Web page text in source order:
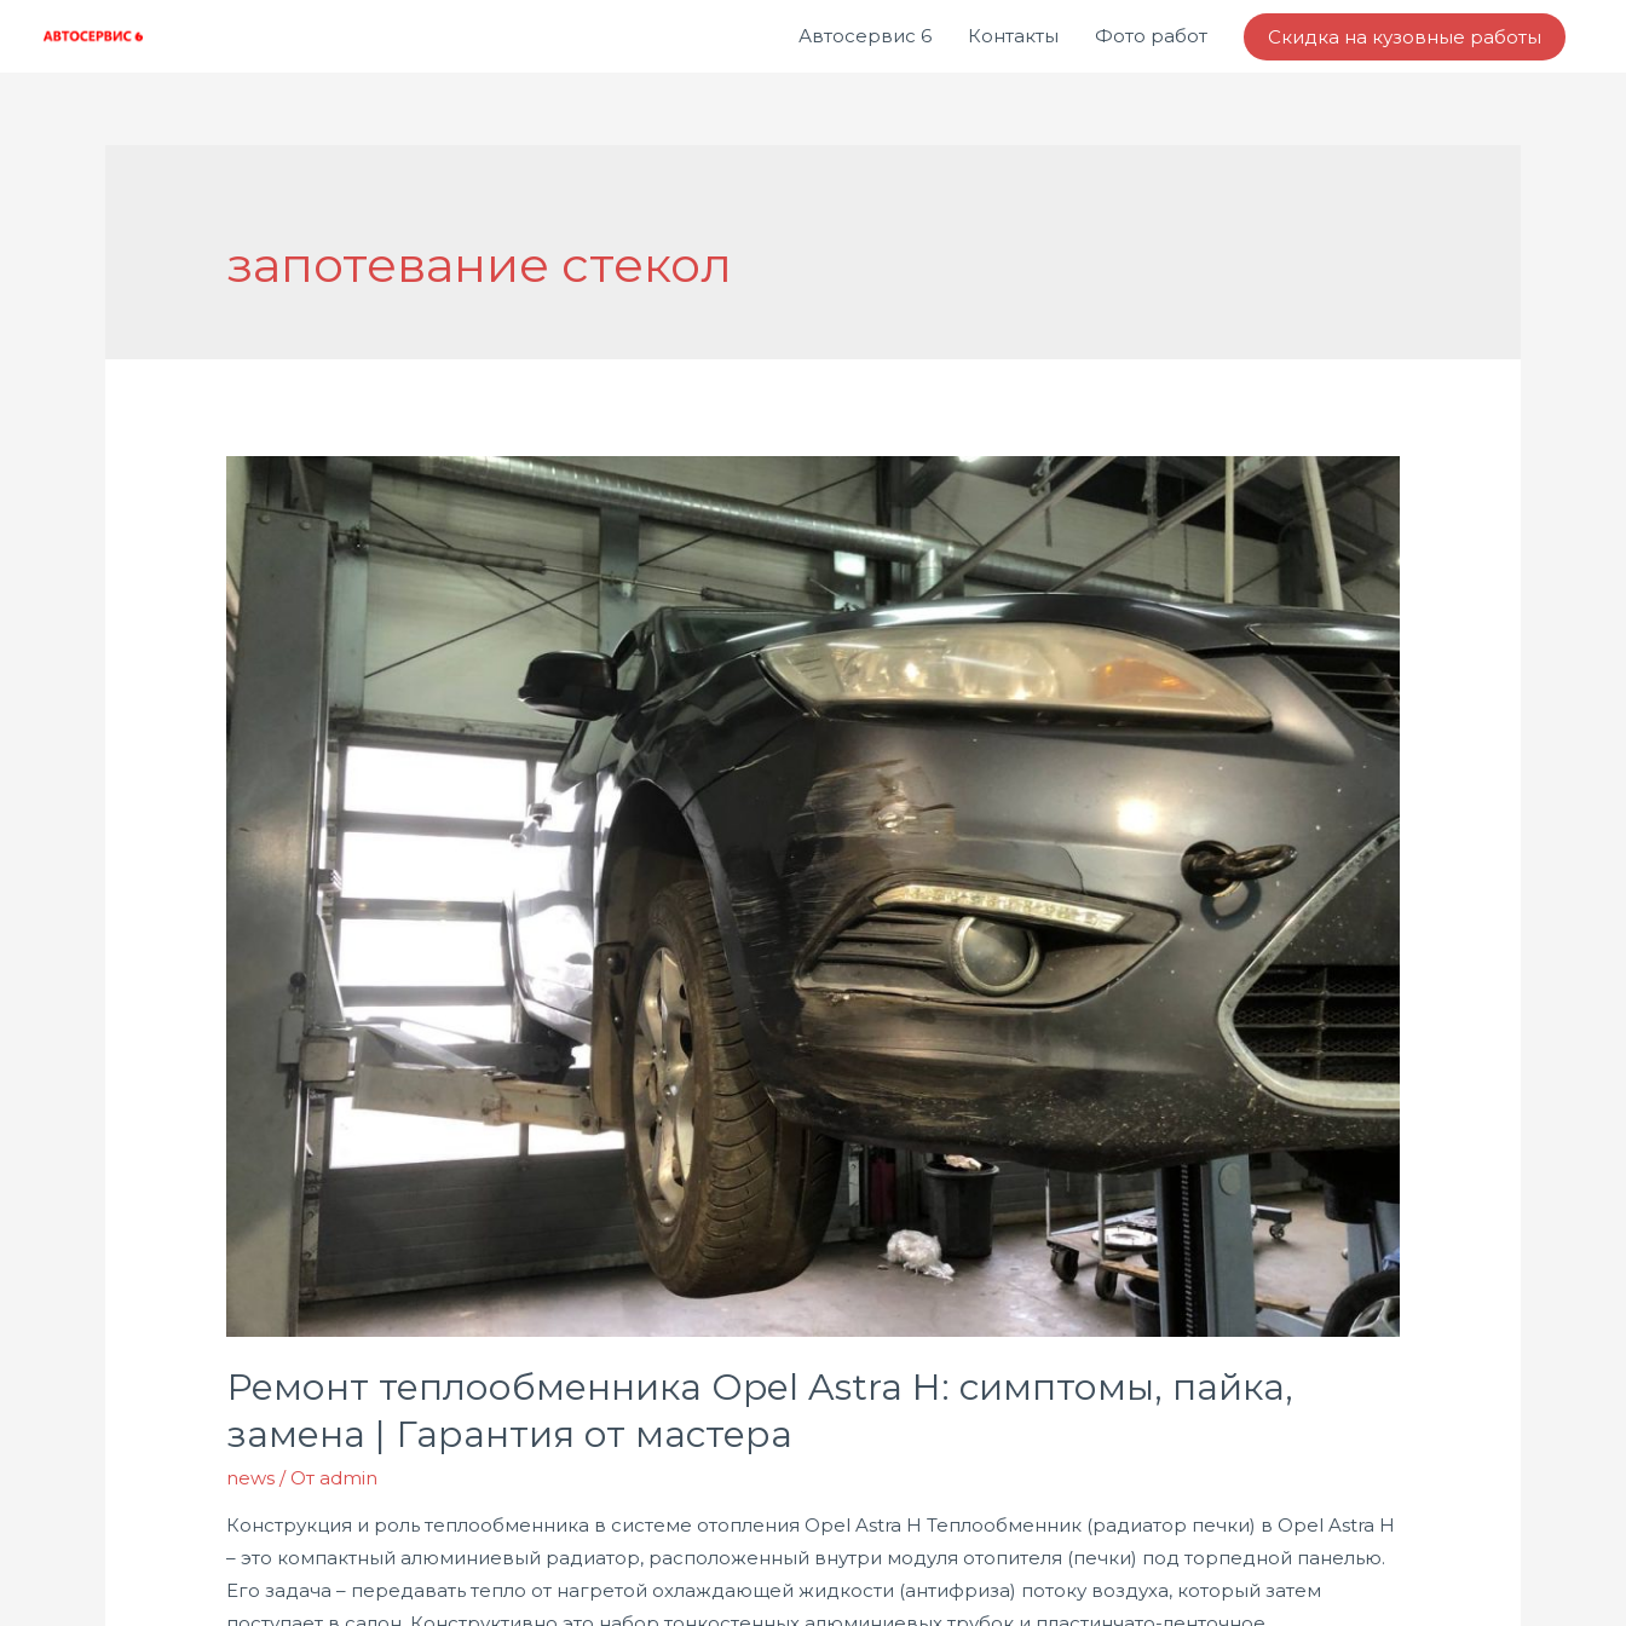
Автосервис 6 Контакты Фото работ Скидка на кузовные работы
запотевание стекол
Ремонт теплообменника Opel Astra H: симптомы, пайка,
замена | Гарантия от мастера
news / От admin
Конструкция и роль теплообменника в системе отопления Opel Astra H Теплообменник (радиатор печки) в Opel Astra H
– это компактный алюминиевый радиатор, расположенный внутри модуля отопителя (печки) под торпедной панелью.
Его задача – передавать тепло от нагретой охлаждающей жидкости (антифриза) потоку воздуха, который затем